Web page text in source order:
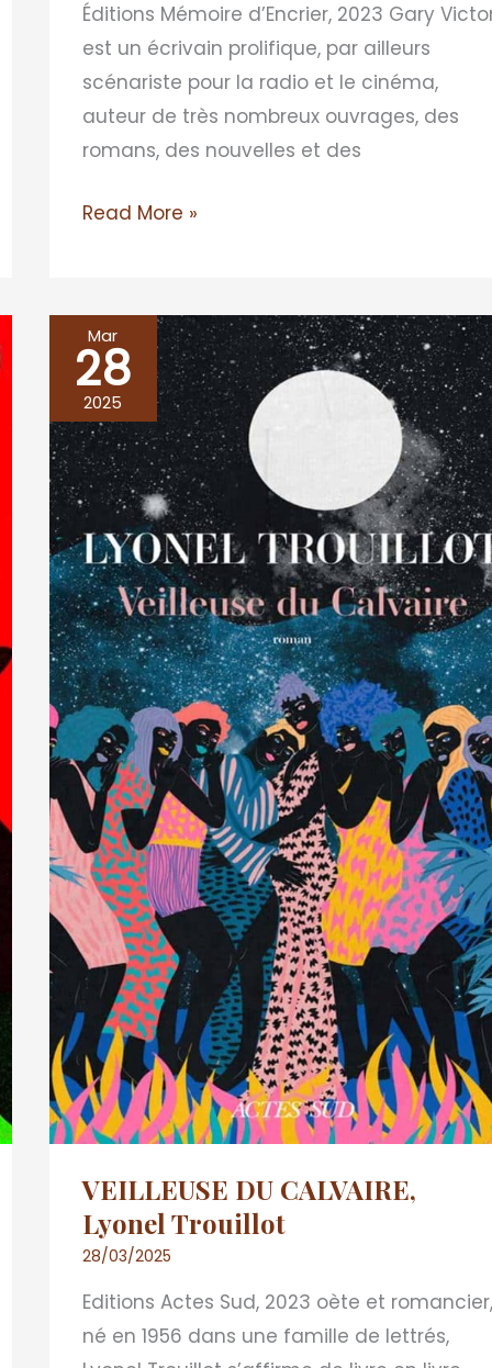
Éditions Mémoire d’Encrier, 2023 Gary
est un écrivain prolifique, par ailleurs
scénariste pour la radio et le cinéma,
auteur de très nombreux ouvrages, des
romans, des nouvelles et des
Read More »
Mar
28
2025
VEILLEUSE DU CALVAIRE,
Lyonel Trouillot
28/03/2025
Editions Actes Sud, 2023 oète et
né en 1956 dans une famille de lettrés,
VEILLEUSE
DU
CALVAIRE,
Lyonel
Trouillot